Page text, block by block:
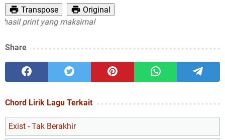
Transpose
Original
print yang maksimal
Share
Chord Lirik Lagu Terkait
Exist - Tak Berakhir